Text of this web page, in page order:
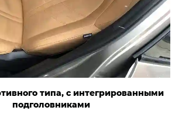
типа, с интегрированными
подголовниками